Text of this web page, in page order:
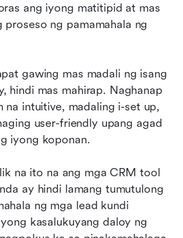
ang iyong matitipid at mas
proseso ng pamamahala ng
gawing mas madali ng isang
hindi mas mahirap. Naghanap
na intuitive, madaling i-set up,
user-friendly upang agad
iyong koponan.
na ito na ang mga CRM tool
ay hindi lamang tumutulong
ng mga lead kundi
kasalukuyang daloy ng